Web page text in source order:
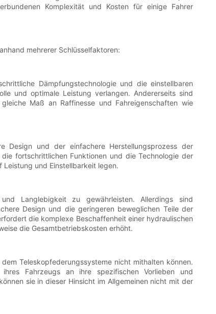
Komplexität und Kosten für einige Fahrer
mehrerer Schlüsselfaktoren:
Dämpfungstechnologie und die einstellbaren
und optimale Leistung verlangen. Andererseits sind
Maß an Raffinesse und Fahreigenschaften wie
Design und der einfachere Herstellungsprozess der
fortschrittlichen Funktionen und die Technologie der
und Einstellbarkeit legen.
Langlebigkeit zu gewährleisten. Allerdings sind
Design und die geringeren beweglichen Teile der
die komplexe Beschaffenheit einer hydraulischen
die Gesamtbetriebskosten erhöht.
Teleskopfederungssysteme nicht mithalten können.
Fahrzeugs an ihre spezifischen Vorlieben und
sie in dieser Hinsicht im Allgemeinen nicht mit der